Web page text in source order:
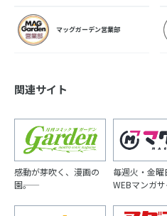
マッグガーデン営業部
関連サイト
感動が芽吹く、漫画の
園――。
毎週火・金曜
WEBマンガサ